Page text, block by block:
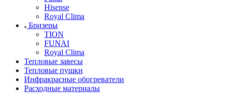
Hisense
Royal Clima
Бризеры
TION
FUNAI
Royal Clima
Тепловые завесы
Тепловые пушки
Инфракрасные обогреватели
Расходные материалы